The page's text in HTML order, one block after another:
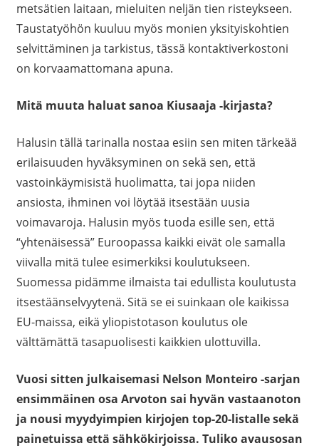
metsätien laitaan, mieluiten neljän tien risteykseen.
Taustatyöhön kuuluu myös monien yksityiskohtien
selvittäminen ja tarkistus, tässä kontaktiverkostoni
on korvaamattomana apuna.
Mitä muuta haluat sanoa Kiusaaja -kirjasta?
Halusin tällä tarinalla nostaa esiin sen miten tärkeää
erilaisuuden hyväksyminen on sekä sen, että
vastoinkäymisistä huolimatta, tai jopa niiden
ansiosta, ihminen voi löytää itsestään uusia
voimavaroja. Halusin myös tuoda esille sen, että
“yhtenäisessä” Euroopassa kaikki eivät ole samalla
viivalla mitä tulee esimerkiksi koulutukseen.
Suomessa pidämme ilmaista tai edullista koulutusta
itsestäänselvyytenä. Sitä se ei suinkaan ole kaikissa
EU-maissa, eikä yliopistotason koulutus ole
välttämättä tasapuolisesti kaikkien ulottuvilla.
Vuosi sitten julkaisemasi Nelson Monteiro -sarjan
ensimmäinen osa Arvoton sai hyvän vastaanoton
ja nousi myydyimpien kirjojen top-20-listalle sekä
painetuissa että sähkökirjoissa. Tuliko avausosan